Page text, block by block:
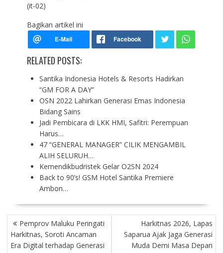
(it-02)
Bagikan artikel ini
RELATED POSTS:
Santika Indonesia Hotels & Resorts Hadirkan
“GM FOR A DAY”
OSN 2022 Lahirkan Generasi Emas Indonesia
Bidang Sains
Jadi Pembicara di LKK HMI, Safitri: Perempuan
Harus…
47 “GENERAL MANAGER” CILIK MENGAMBIL
ALIH SELURUH…
Kemendikbudristek Gelar O2SN 2024
Back to 90’s! GSM Hotel Santika Premiere
Ambon…
P
O
S
Pemprov Maluku Peringati
Harkitnas, Soroti Ancaman
Era Digital terhadap Generasi
Harkitnas 2026, Lapas
Saparua Ajak Jaga Generasi
Muda Demi Masa Depan